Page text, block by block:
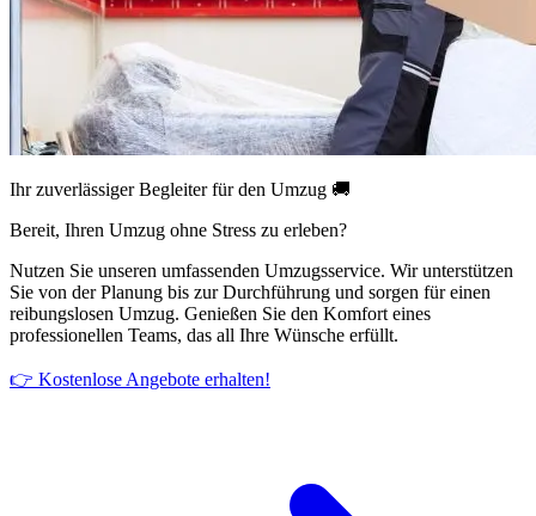
Ihr zuverlässiger Begleiter für den Umzug 🚚
Bereit, Ihren Umzug ohne Stress zu erleben?
Nutzen Sie unseren umfassenden Umzugsservice. Wir unterstützen
Sie von der Planung bis zur Durchführung und sorgen für einen
reibungslosen Umzug. Genießen Sie den Komfort eines
professionellen Teams, das all Ihre Wünsche erfüllt.
👉 Kostenlose Angebote erhalten!